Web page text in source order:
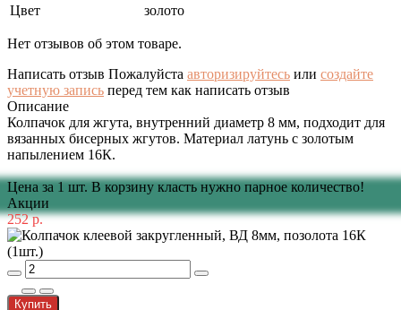
Цвет
золото
Нет отзывов об этом товаре.
Написать отзыв Пожалуйста авторизируйтесь или создайте
учетную запись перед тем как написать отзыв
Описание
Колпачок для жгута, внутренний диаметр 8 мм, подходит для
вязанных бисерных жгутов. Материал латунь с золотым
напылением 16К.
Цена за 1 шт. В корзину класть нужно парное количество!
Акции
252 р.
Купить